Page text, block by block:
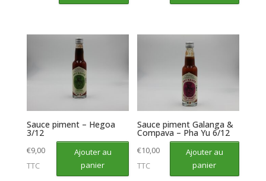
Sauce piment – Hegoa
3/12
€9,00
TTC
Ajouter au
panier
Sauce piment Galanga &
Compava – Pha Yu 6/12
€10,00
TTC
Ajouter au
panier